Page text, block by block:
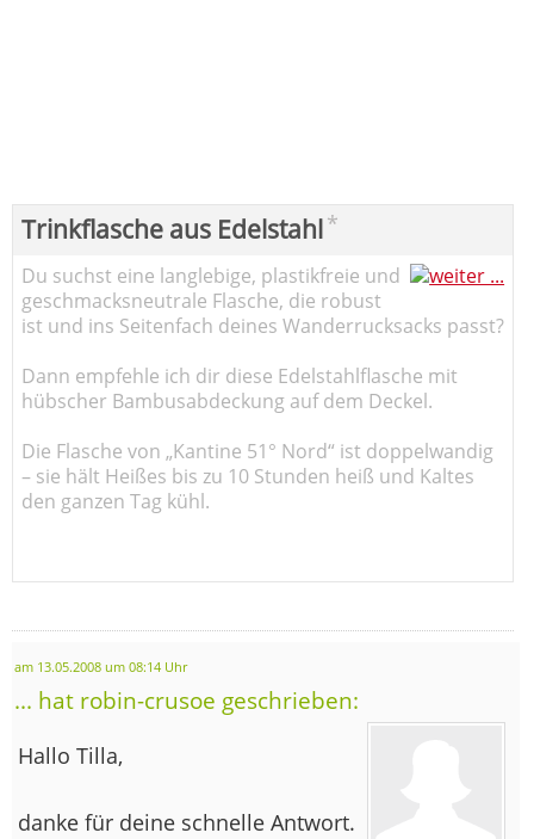
Trinkflasche aus Edelstahl*
Du suchst eine langlebige, plastikfreie und
geschmacksneutrale Flasche, die robust
ist und ins Seitenfach deines Wanderrucksacks passt?
Dann empfehle ich dir diese Edelstahlflasche mit
hübscher Bambusabdeckung auf dem Deckel.
Die Flasche von „Kantine 51° Nord“ ist doppelwandig
– sie hält Heißes bis zu 10 Stunden heiß und Kaltes
den ganzen Tag kühl.
am 13.05.2008 um 08:14 Uhr
... hat robin-crusoe geschrieben:
Hallo Tilla,
danke für deine schnelle Antwort.